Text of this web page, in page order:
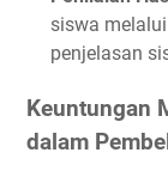
siswa
penjelasan
Keuntungan
dalam